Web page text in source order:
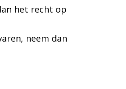
het recht op
neem dan